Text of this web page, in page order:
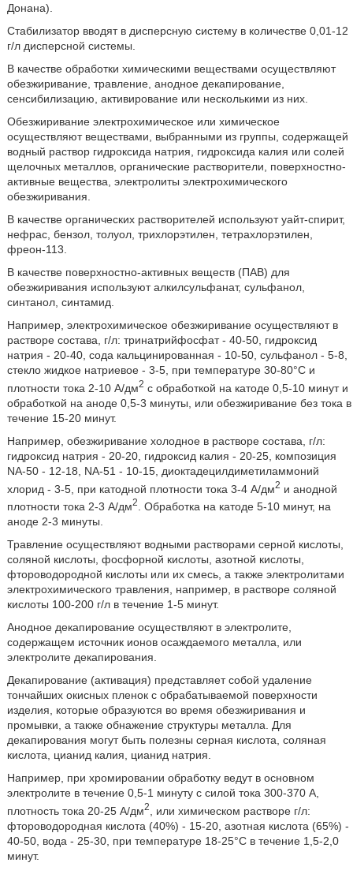
Донана).
Стабилизатор вводят в дисперсную систему в количестве 0,01-12
г/л дисперсной системы.
В качестве обработки химическими веществами осуществляют
обезжиривание, травление, анодное декапирование,
сенсибилизацию, активирование или несколькими из них.
Обезжиривание электрохимическое или химическое
осуществляют веществами, выбранными из группы, содержащей
водный раствор гидроксида натрия, гидроксида калия или солей
щелочных металлов, органические растворители, поверхностно-
активные вещества, электролиты электрохимического
обезжиривания.
В качестве органических растворителей используют уайт-спирит,
нефрас, бензол, толуол, трихлорэтилен, тетрахлорэтилен,
фреон-113.
В качестве поверхностно-активных веществ (ПАВ) для
обезжиривания используют алкилсульфанат, сульфанол,
синтанол, синтамид.
Например, электрохимическое обезжиривание осуществляют в
растворе состава, г/л: тринатрийфосфат - 40-50, гидроксид
натрия - 20-40, сода кальцинированная - 10-50, сульфанол - 5-8,
стекло жидкое натриевое - 3-5, при температуре 30-80°С и
плотности тока 2-10 А/дм2 с обработкой на катоде 0,5-10 минут и
обработкой на аноде 0,5-3 минуты, или обезжиривание без тока в
течение 15-20 минут.
Например, обезжиривание холодное в растворе состава, г/л:
гидроксид натрия - 20-20, гидроксид калия - 20-25, композиция
NA-50 - 12-18, NA-51 - 10-15, диоктадецилдиметиламмоний
хлорид - 3-5, при катодной плотности тока 3-4 А/дм2 и анодной
плотности тока 2-3 А/дм2
. Обработка на катоде 5-10 минут, на
аноде 2-3 минуты.
Травление осуществляют водными растворами серной кислоты,
соляной кислоты, фосфорной кислоты, азотной кислоты,
фтороводородной кислоты или их смесь, а также электролитами
электрохимического травления, например, в растворе соляной
кислоты 100-200 г/л в течение 1-5 минут.
Анодное декапирование осуществляют в электролите,
содержащем источник ионов осаждаемого металла, или
электролите декапирования.
Декапирование (активация) представляет собой удаление
тончайших окисных пленок с обрабатываемой поверхности
изделия, которые образуются во время обезжиривания и
промывки, а также обнажение структуры металла. Для
декапирования могут быть полезны серная кислота, соляная
кислота, цианид калия, цианид натрия.
Например, при хромировании обработку ведут в основном
электролите в течение 0,5-1 минуту с силой тока 300-370 А,
плотность тока 20-25 А/дм2
, или химическом растворе г/л:
фтороводородная кислота (40%) - 15-20, азотная кислота (65%) -
40-50, вода - 25-30, при температуре 18-25°С в течение 1,5-2,0
минут.